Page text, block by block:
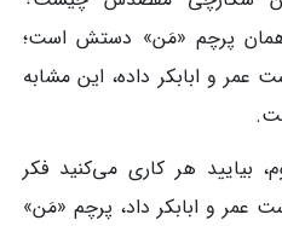
پرچم «مَن» دستش است؛
و ابابکر داده، این مشابه
بیایید هر کاری می‌کنید فکر
عمر و ابابکر داد، پرچم «مَن»